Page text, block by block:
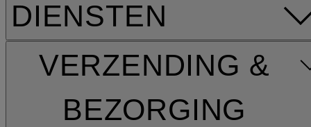
DIENSTEN
VERZENDING &
BEZORGING